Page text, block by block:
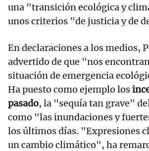
una "transición ecológica y
unos criterios "de justicia y de
En declaraciones a los medios,
advertido de que "nos
situación de emergencia
Ha puesto como ejemplo los
pasado, la "sequía tan grave"
como "las inundaciones y
los últimos días. "Expresiones
un cambio climático", ha